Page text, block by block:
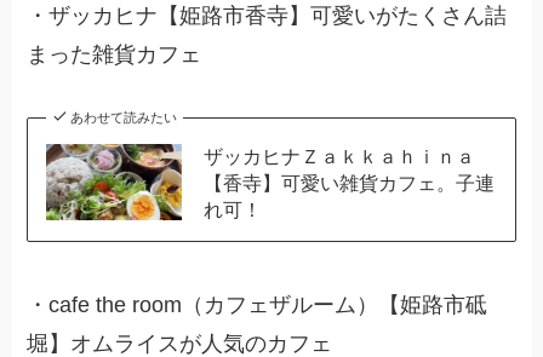
・ザッカヒナ【姫路市香寺】可愛いがたくさん詰
まった雑貨カフェ
あわせて読みたい
ザッカヒナＺａｋｋａｈｉｎａ
【香寺】可愛い雑貨カフェ。子連
れ可！
・cafe the room（カフェザルーム）【姫路市砥
堀】オムライスが人気のカフェ